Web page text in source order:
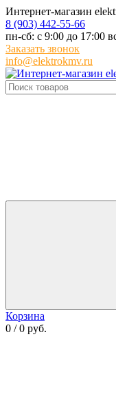
Интернет-магазин
8 (903) 442-55-66
пн-сб: с 9:00 до 17:00
Заказать звонок
info@elektrokmv.ru
Корзина
0 / 0 руб.